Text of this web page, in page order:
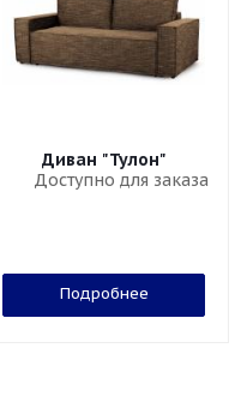
Диван "Тулон"
Доступно для заказа
Подробнее